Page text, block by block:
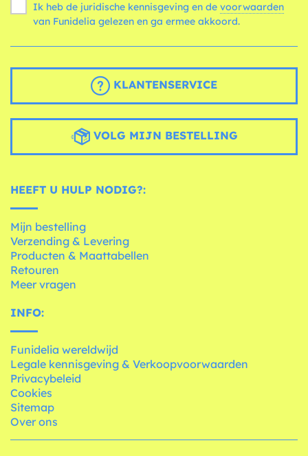
Ik heb de juridische kennisgeving en de voorwaarden
van Funidelia gelezen en ga ermee akkoord.
KLANTENSERVICE
VOLG MIJN BESTELLING
HEEFT U HULP NODIG?:
Mijn bestelling
Verzending & Levering
Producten & Maattabellen
Retouren
Meer vragen
INFO:
Funidelia wereldwijd
Legale kennisgeving & Verkoopvoorwaarden
Privacybeleid
Cookies
Sitemap
Over ons